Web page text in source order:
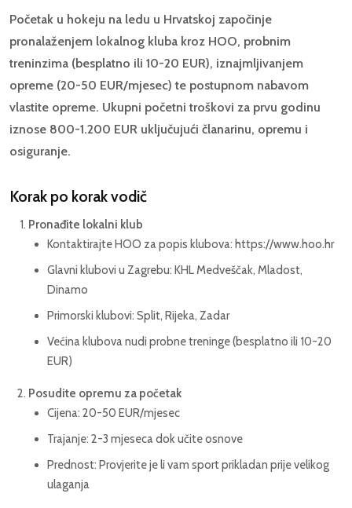
Početak u hokeju na ledu u Hrvatskoj započinje
pronalaženjem lokalnog kluba kroz HOO, probnim
treninzima (besplatno ili 10-20 EUR), iznajmljivanjem
opreme (20-50 EUR/mjesec) te postupnom nabavom
vlastite opreme. Ukupni početni troškovi za prvu godinu
iznose 800-1.200 EUR uključujući članarinu, opremu i
osiguranje.
Korak po korak vodič
Pronađite lokalni klub
Kontaktirajte HOO za popis klubova: https://www.hoo.hr
Glavni klubovi u Zagrebu: KHL Medveščak, Mladost,
Dinamo
Primorski klubovi: Split, Rijeka, Zadar
Većina klubova nudi probne treninge (besplatno ili 10-20
EUR)
Posudite opremu za početak
Cijena: 20-50 EUR/mjesec
Trajanje: 2-3 mjeseca dok učite osnove
Prednost: Provjerite je li vam sport prikladan prije velikog
ulaganja